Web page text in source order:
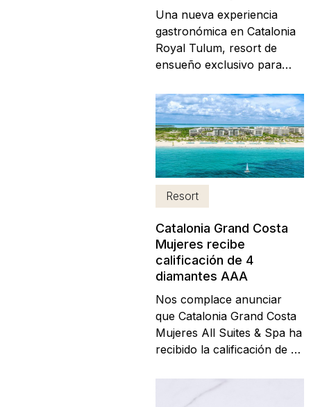
Una nueva experiencia
gastronómica en Catalonia
Royal Tulum, resort de
ensueño exclusivo para
Riviera Maya, en una de las
playas más bonitas del Mar
Caribe. Rauxa Restaurant
es la reciente adición a la
oferta culinaria del resort
de cinco estrellas, con un
concepto...
Resort
Catalonia Grand Costa
Mujeres recibe
calificación de 4
diamantes AAA
Nos complace anunciar
que Catalonia Grand Costa
Mujeres All Suites & Spa ha
recibido la calificación de 4
American Automobile
Association (AAA). Para